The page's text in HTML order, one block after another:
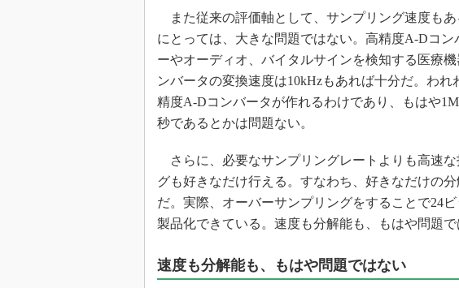
また従来の評価軸として、サンプリング速度も
にとっては、大きな問題ではない。高精度A-Dコ
ーやオーディオ、バイタルサインを検知する医療
ンバータの変換速度は10kHzもあれば十分だ。わ
精度A-Dコンバータが作れるわけであり、もはや
秒であるとかは問題ない。
さらに、必要なサンプリングレートよりも高速
グも好きなだけ行える。すなわち、好きなだけの
だ。実際、オーバーサンプリングをすることで24
製品化できている。速度も分解能も、もはや問題で
速度も分解能も、もはや問題ではない